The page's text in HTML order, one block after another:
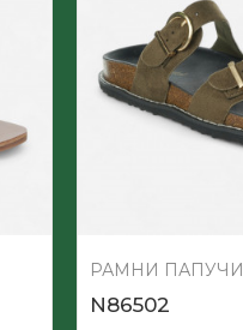
РАМНИ ПАПУЧИ
N86502